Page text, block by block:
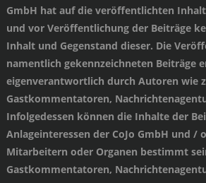
GmbH hat auf die veröffentlichten
und vor Veröffentlichung der Beiträge
Inhalt und Gegenstand dieser. Die
namentlich gekennzeichneten Beiträge
eigenverantwortlich durch Autoren wie
Gastkommentatoren,
Infolgedessen können die Inhalte der
Anlageinteressen der CoJo GmbH und /
Mitarbeitern oder Organen bestimmt
Gastkommentatoren,